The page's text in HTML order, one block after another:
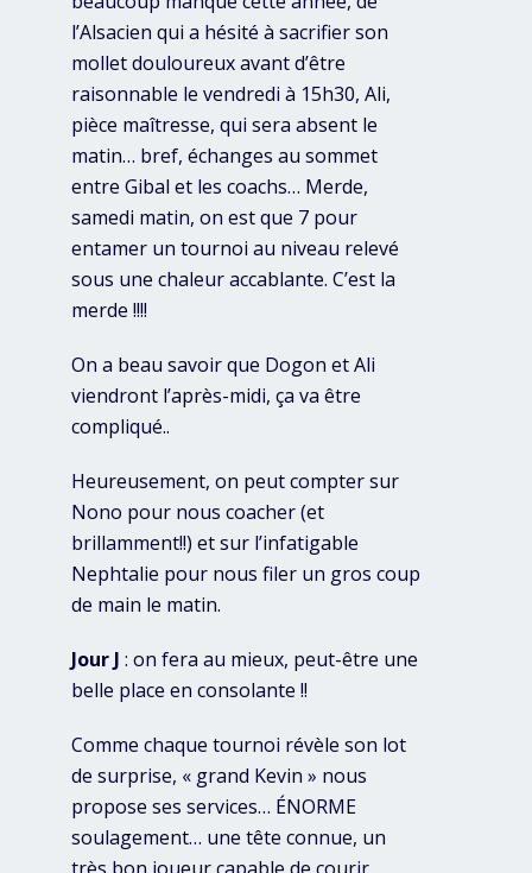
l’Alsacien qui a hésité à sacrifier son
mollet douloureux avant d’être
raisonnable le vendredi à 15h30, Ali,
pièce maîtresse, qui sera absent le
matin… bref, échanges au sommet
entre Gibal et les coachs… Merde,
samedi matin, on est que 7 pour
entamer un tournoi au niveau relevé
sous une chaleur accablante. C’est la
merde !!!!
On a beau savoir que Dogon et Ali
viendront l’après-midi, ça va être
compliqué..
Heureusement, on peut compter sur
Nono pour nous coacher (et
brillamment!!) et sur l’infatigable
Nephtalie pour nous filer un gros coup
de main le matin.
Jour J : on fera au mieux, peut-être une
belle place en consolante !!
Comme chaque tournoi révèle son lot
de surprise, « grand Kevin » nous
propose ses services… ÉNORME
soulagement… une tête connue, un